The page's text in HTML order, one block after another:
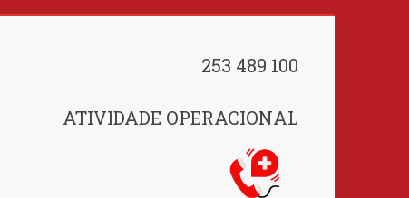
253 489 100
ATIVIDADE OPERACIONAL